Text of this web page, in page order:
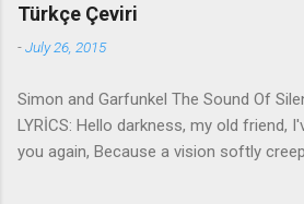
Türkçe Çeviri
-July 26, 2015
Simon and Garfunkel The Sound Of
LYRİCS: Hello darkness, my old friend,
you again, Because a vision softly